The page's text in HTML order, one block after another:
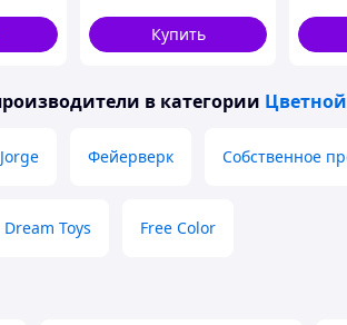
фотосессии (сноуборд, лыжи и др.);
матчи;
игры (пейнтбол, страйкбол и
походы;
дымовые шашки которые точно
дівчинка" - голубой
Купить
в категории
Jorge Фейерверк Собственное
Dream Toys Free Color